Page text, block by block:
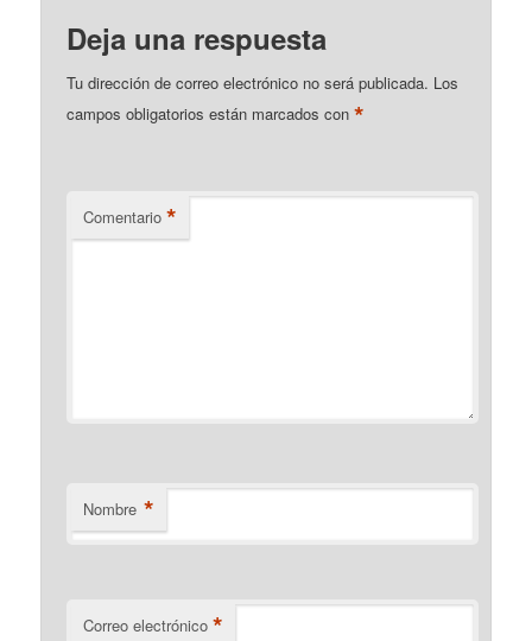
Deja una respuesta
Tu dirección de correo electrónico no será publicada. Los
campos obligatorios están marcados con*
Comentario *
Nombre *
Correo electrónico *